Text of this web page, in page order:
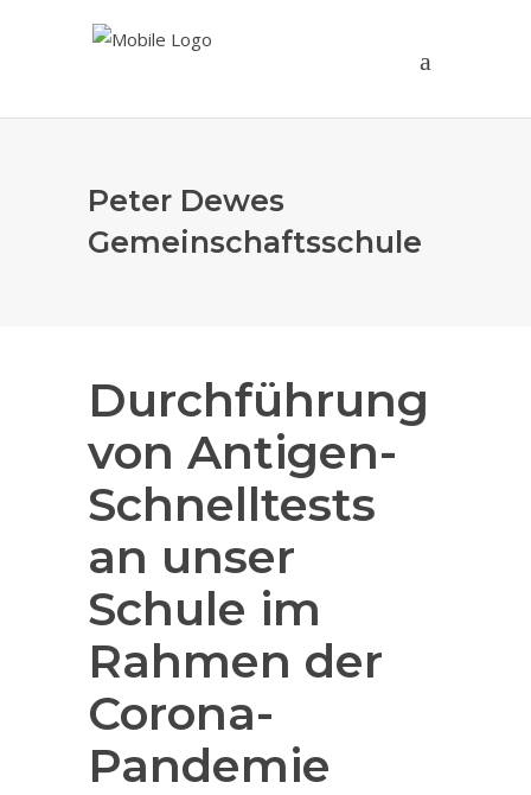
Peter Dewes
Gemeinschaftsschule
Durchführung
von Antigen-
Schnelltests
an unser
Schule im
Rahmen der
Corona-
Pandemie